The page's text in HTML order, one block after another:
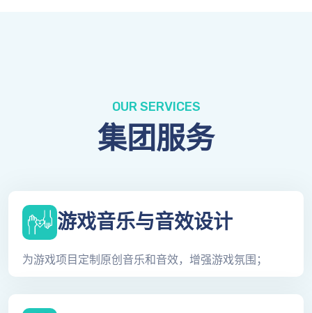
OUR SERVICES
集团服务
游戏音乐与音效设计
为游戏项目定制原创音乐和音效，增强游戏氛围；